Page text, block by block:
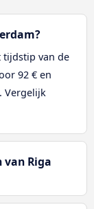
tijdstip van de
92 € en
Vergelijk
van Riga